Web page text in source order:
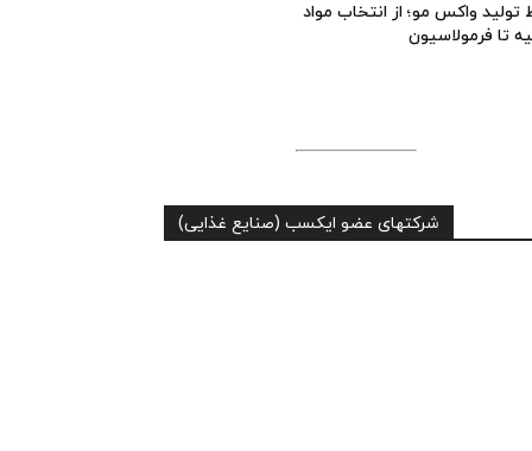
تولید واکس مو؛ از انتخاب مواد
تا فرمولاسیون
شرکتهای عضو ایکسب (صنایع غذایی)